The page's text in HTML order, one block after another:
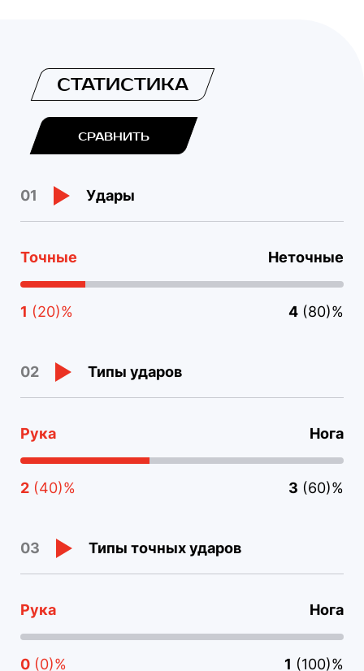
СТАТИСТИКА
СРАВНИТЬ
01 Удары
Точные Неточные
1 (20)% 4 (80)%
02 Типы ударов
Рука Нога
2 (40)% 3 (60)%
03 Типы точных ударов
Рука Нога
0 (0)% 1 (100)%